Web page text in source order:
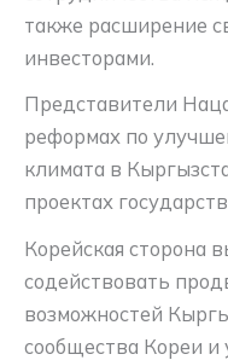
также расширение
инвесторами.
Представители
реформах по
климата в
проектах
Корейская сторона
содействовать
возможностей
сообщества Кореи